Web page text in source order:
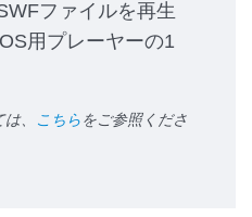
ファイルを再生
用プレーヤーの1
、 こちらをご参照くださ